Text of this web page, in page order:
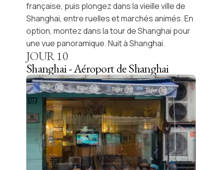
française, puis plongez dans lavieille ville de
Shanghai, entre ruelles et marchés animés. En
option, montez dans latour de Shanghai pour
une vue panoramique. Nuit à Shanghai.
JOUR10
Shanghai - Aéroport de Shanghai